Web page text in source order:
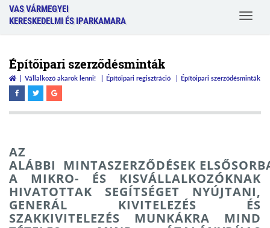
VAS VÁRMEGYEI
KERESKEDELMI ÉS IPARKAMARA
Toggle
Építőipari szerződésminták
Vállalkozó akarok lenni! Építőipari regisztráció Építőipari szerződésminták
AZ
ALÁBBI MINTASZERZŐDÉSEK
A MIKRO- ÉS KISVÁLLALKOZÓKNAK
HIVATOTTAK SEGÍTSÉGET NYÚJTANI,
GENERÁL KIVITELEZÉS ÉS
SZAKKIVITELEZÉS MUNKÁKRA MIND